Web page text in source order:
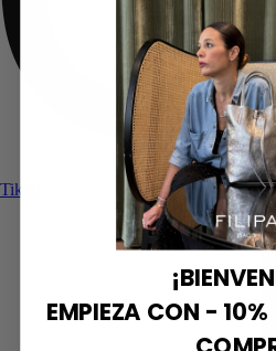
Tiktok
EMPIEZA CON - 10%